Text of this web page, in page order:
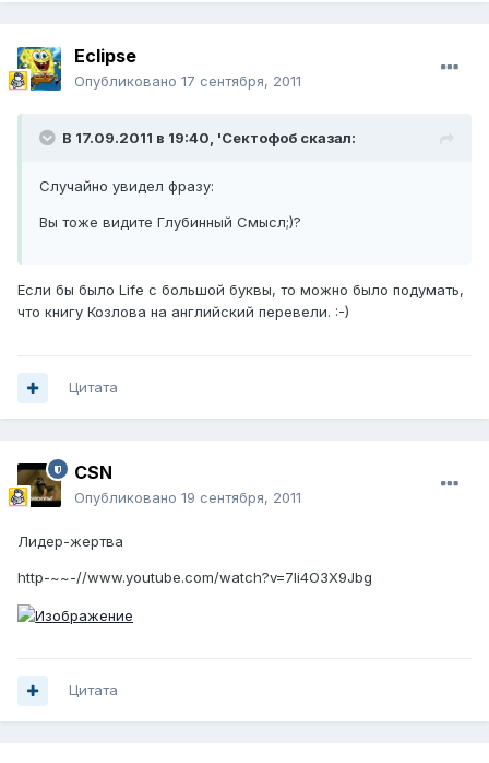
Eclipse
Опубликовано 17 сентября, 2011
В 17.09.2011 в 19:40, 'Сектофоб сказал:
Случайно увидел фразу:
Вы тоже видите Глубинный Смысл;)?
Если бы было Life с большой буквы, то можно было подумать,
что книгу Козлова на английский перевели. :-)
Цитата
CSN
Опубликовано 19 сентября, 2011
Лидер-жертва
http-~~-//www.youtube.com/watch?v=7li4O3X9Jbg
Цитата